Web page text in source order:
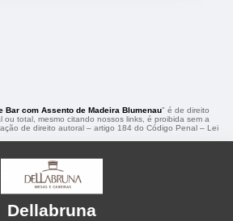
Bar com Assento de Madeira Blumenau" é de direito
ou total, mesmo citando nossos links, é proibida sem a
de direito autoral – artigo 184 do Código Penal – Lei
Dellabruna